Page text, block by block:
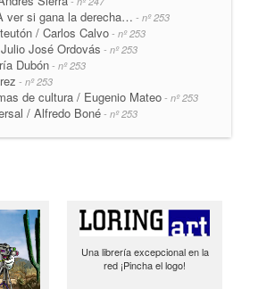
ver si gana la derecha… - nº 253
/ Carlos Calvo - nº 253
José Ordovás - nº 253
Dubón- nº 253
- nº 253
de cultura / Eugenio Mateo - nº 253
/ Alfredo Boné - nº 253
Una librería excepcional en la
red ¡Pincha el logo!